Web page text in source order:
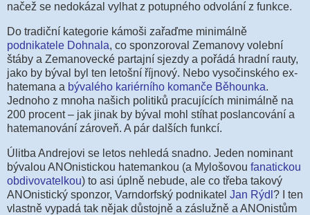
načež se nedokázal vylhat z potupného odvolání z funkce.
Do tradiční kategorie kámoši zařaďme minimálně
podnikatele Dohnala, co sponzoroval Zemanovy volební
štáby a Zemanovecké partajní sjezdy a pořádá hradní rauty,
jako by býval byl ten letošní říjnový. Nebo vysočinského ex-
hatemana a bývalého kariérního komanče Běhounka.
Jednoho z mnoha našich politiků pracujících minimálně na
200 procent – jak jinak by býval mohl stíhat poslancování a
hatemanování zároveň. A pár dalších funkcí.
Úlitba Andrejovi se letos nehledá snadno. Jeden nominant
bývalou ANOnistickou hatemankou (a Mylošovou fanatickou
obdivovatelkou) to asi úplně nebude, ale co třeba takový
ANOnistický sponzor, Varndorfský podnikatel Jan Rýdl ? I ten
vlastně vypadá tak nějak důstojně a záslužně a ANOnistům